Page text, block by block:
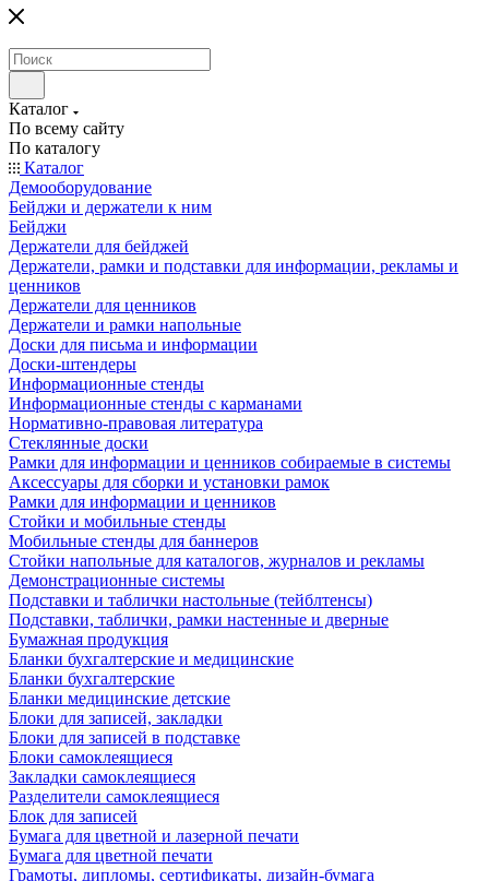
Каталог
По всему сайту
По каталогу
Каталог
Демооборудование
Бейджи и держатели к ним
Бейджи
Держатели для бейджей
Держатели, рамки и подставки для информации, рекламы и
ценников
Держатели для ценников
Держатели и рамки напольные
Доски для письма и информации
Доски-штендеры
Информационные стенды
Информационные стенды с карманами
Нормативно-правовая литература
Стеклянные доски
Рамки для информации и ценников собираемые в системы
Аксессуары для сборки и установки рамок
Рамки для информации и ценников
Стойки и мобильные стенды
Мобильные стенды для баннеров
Стойки напольные для каталогов, журналов и рекламы
Демонстрационные системы
Подставки и таблички настольные (тейблтенсы)
Подставки, таблички, рамки настенные и дверные
Бумажная продукция
Бланки бухгалтерские и медицинские
Бланки бухгалтерские
Бланки медицинские детские
Блоки для записей, закладки
Блоки для записей в подставке
Блоки самоклеящиеся
Закладки самоклеящиеся
Разделители самоклеящиеся
Блок для записей
Бумага для цветной и лазерной печати
Бумага для цветной печати
Грамоты, дипломы, сертификаты, дизайн-бумага